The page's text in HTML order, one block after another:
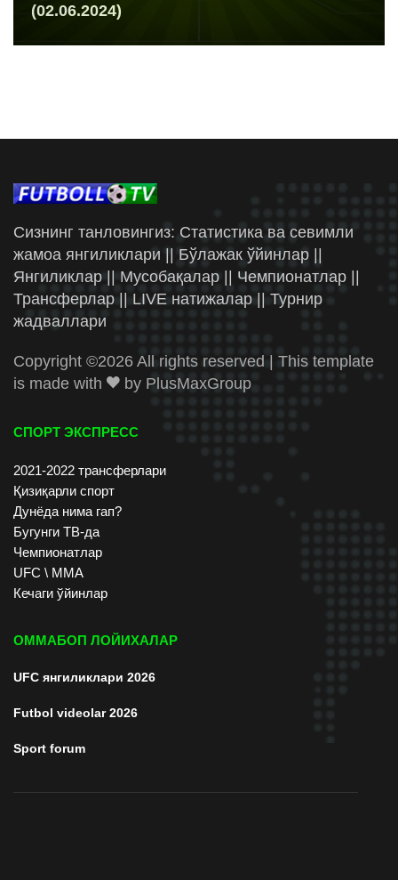
(02.06.2024)
Сизнинг танловингиз: Статистика ва севимли
жамоа янгиликлари || Бўлажак ўйинлар ||
Янгиликлар || Мусобақалар || Чемпионатлар ||
Трансферлар || LIVE натижалар || Турнир
жадваллари
Copyright ©2026 All rights reserved | This template
is made with
by PlusMaxGroup
СПОРТ ЭКСПРЕСС
2021-2022 трансферлари
Қизиқарли спорт
Дунёда нима гап?
Бугунги ТВ-да
Чемпионатлар
UFC \ ММА
Кечаги ўйинлар
ОММАБОП ЛОЙИХАЛАР
UFC янгиликлари 2026
Futbol videolar 2026
Sport forum